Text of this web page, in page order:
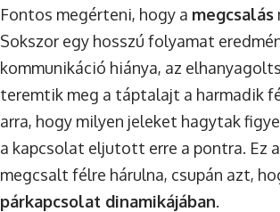
Fontos megérteni, hogy a megcsalás
Sokszor egy hosszú folyamat
kommunikáció hiánya, az
teremtik meg a táptalajt a harmadik
arra, hogy milyen jeleket hagytak
a kapcsolat eljutott erre a pontra. Ez
megcsalt félre hárulna, csupán azt,
párkapcsolat dinamikájában.